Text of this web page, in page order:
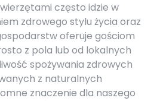
często idzie w
zdrowego stylu życia oraz
oferuje gościom
z pola lub od lokalnych
spożywania zdrowych
z naturalnych
znaczenie dla naszego